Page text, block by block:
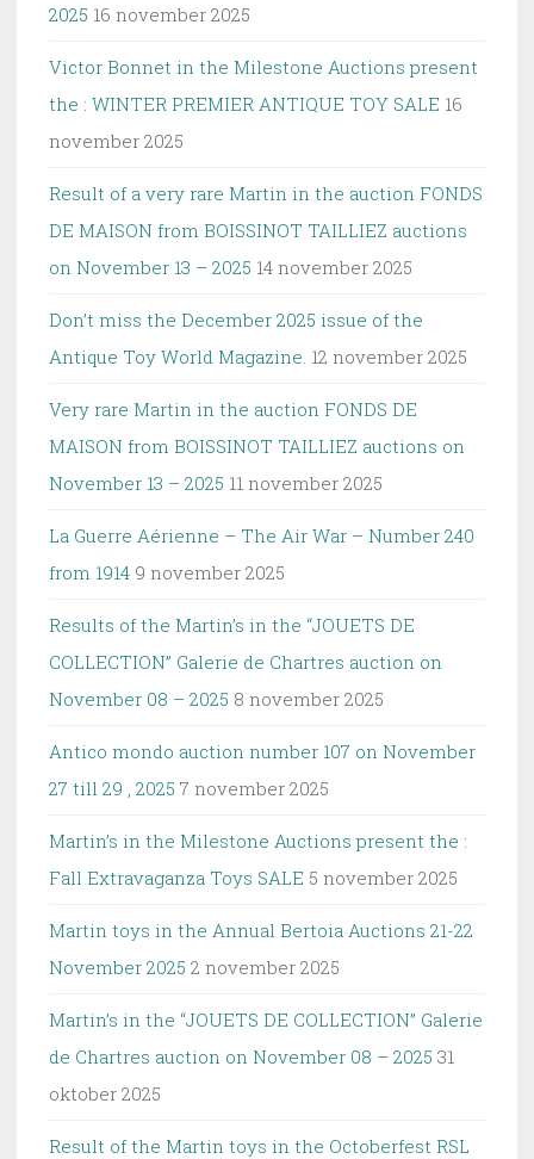
2025 16 november 2025
Victor Bonnet in the Milestone Auctions present
the : WINTER PREMIER ANTIQUE TOY SALE 16
november 2025
Result of a very rare Martin in the auction FONDS
DE MAISON from BOISSINOT TAILLIEZ auctions
on November 13 – 2025 14 november 2025
Don’t miss the December 2025 issue of the
Antique Toy World Magazine. 12 november 2025
Very rare Martin in the auction FONDS DE
MAISON from BOISSINOT TAILLIEZ auctions on
November 13 – 2025 11 november 2025
La Guerre Aérienne – The Air War – Number 240
from 1914 9 november 2025
Results of the Martin’s in the “JOUETS DE
COLLECTION” Galerie de Chartres auction on
November 08 – 2025 8 november 2025
Antico mondo auction number 107 on November
27 till 29 , 2025 7 november 2025
Martin’s in the Milestone Auctions present the :
Fall Extravaganza Toys SALE 5 november 2025
Martin toys in the Annual Bertoia Auctions 21-22
November 2025 2 november 2025
Martin’s in the “JOUETS DE COLLECTION” Galerie
de Chartres auction on November 08 – 2025 31
oktober 2025
Result of the Martin toys in the Octoberfest RSL